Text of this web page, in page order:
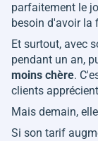
parfaitement le
besoin d'avoir la
Et surtout, avec
pendant un an,
moins chère.
clients
Mais demain,
Si son tarif